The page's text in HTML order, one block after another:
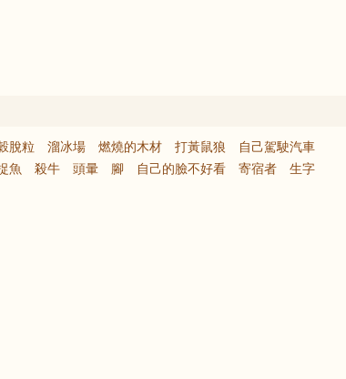
脫粒 溜冰場 燃燒的木材 打黃鼠狼
自己駕駛汽車
魚 殺牛 頭暈 腳 自己的臉不好看 寄宿者
生字